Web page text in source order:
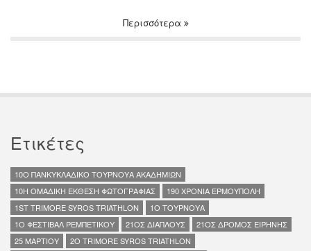
Περισσότερα
Ετικέτες
10O ΠΑΝΚΥΚΛΑΔΙΚΟ ΤΟΥΡΝΟΥΑ ΑΚΑΔΗΜΙΩΝ
10Η ΟΜΑΔΙΚΗ ΕΚΘΕΣΗ ΦΩΤΟΓΡΑΦΙΑΣ
190 ΧΡΟΝΙΑ ΕΡΜΟΥΠΟΛΗ
1ST TRIMORE SYROS TRIATHLON
1Ο ΤΟΥΡΝΟΥΑ
1Ο ΦΕΣΤΙΒΑΛ ΡΕΜΠΕΤΙΚΟΥ
21ΟΣ ΔΙΑΠΛΟΥΣ
21ΟΣ ΔΡΟΜΟΣ ΕΙΡΗΝΗΣ
25 ΜΑΡΤΙΟΥ
2Ο TRIMORE SYROS TRIATHLON